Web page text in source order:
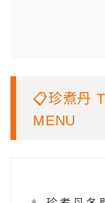
📋珍煮丹
MENU